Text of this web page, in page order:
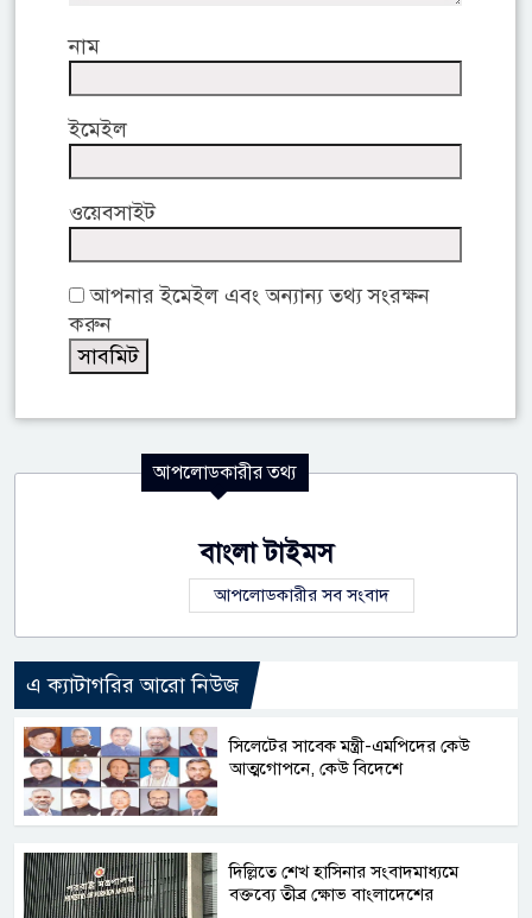
নাম
ইমেইল
ওয়েবসাইট
আপনার ইমেইল এবং অন্যান্য তথ্য সংরক্ষন
করুন
আপলোডকারীর তথ্য
বাংলা টাইমস
আপলোডকারীর সব সংবাদ
এ ক্যাটাগরির আরো নিউজ
সিলেটের সাবেক মন্ত্রী-এমপিদের কেউ
আত্মগোপনে, কেউ বিদেশে
দিল্লিতে শেখ হাসিনার সংবাদমাধ্যমে
বক্তব্যে তীব্র ক্ষোভ বাংলাদেশের